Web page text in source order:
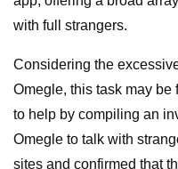
with full strangers.
Considering the
Omegle, this task may be
to help by compiling an
Omegle to talk with
sites and confirmed that